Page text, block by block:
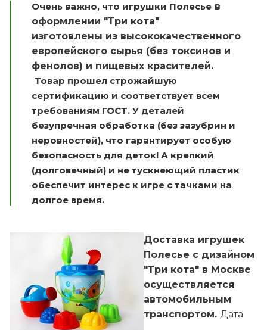
Очень важно, что игрушки Полесье в
оформлении "Три кота"
изготовлены из высококачественного
европейского сырья (без токсинов и
фенолов) и пищевых красителей.
Товар прошел строжайшую
сертификацию и соответствует всем
требованиям ГОСТ. У деталей
безупречная обработка (без зазубрин и
неровностей), что гарантирует особую
безопасность для деток! А крепкий
(долговечный) и не тускнеющий пластик
обеспечит интерес к игре с тачками на
долгое время.
Доставка игрушек
Полесье с дизайном
"Три кота" в Москве
осуществляется
автомобильным
транспортом. Дата